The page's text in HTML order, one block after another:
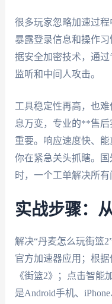
很多玩家忽略加速过
暴露登录信息和操作
据安全加密技术，通
监听和中间人攻击。
工具稳定性再高，也
息万变，专业的**售
重要。响应速度快、
你在紧急关头抓瞎。
时，一个工单解决所有
实战步骤：
解决“丹麦怎么玩街篮
官方加速器应用；根
《街篮2》；点击智能
是Android手机、